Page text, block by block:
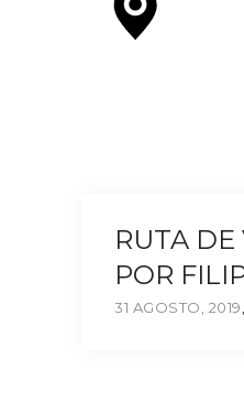
RUTA DE
POR
31 AGOSTO, 2019